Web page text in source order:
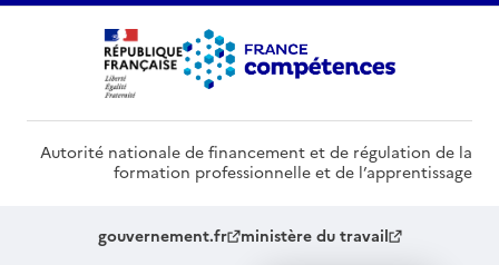
Autorité nationale de financement et de régulation de la
formation professionnelle et de l’apprentissage
gouvernement.fr ministère du travail